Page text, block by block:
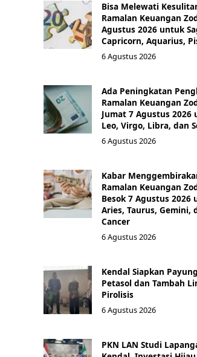
Bisa Melewati
Ramalan Keuangan
Agustus 2026 untuk
Capricorn, Aquarius,
6 Agustus 2026
Ada Peningkatan
Ramalan Keuangan
Jumat 7 Agustus 2026
Leo, Virgo, Libra, dan
6 Agustus 2026
Kabar
Ramalan Keuangan
Besok 7 Agustus 2026
Aries, Taurus, Gemini,
Cancer
6 Agustus 2026
Kendal Siapkan
Petasol dan Tambah
Pirolisis
6 Agustus 2026
PKN LAN Studi